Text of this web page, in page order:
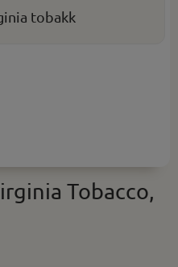
tobakk
Tobacco,